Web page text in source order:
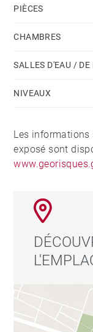
PIÈCES
CHAMBRES
SALLES D'EAU / DE
NIVEAUX
Les informations
exposé sont